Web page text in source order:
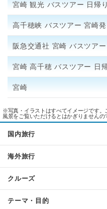
宮崎 観光 バスツアー 日帰り
高千穂峡 バスツアー 宮崎発
阪急交通社 宮崎 バスツアー
宮崎 高千穂 バスツアー 日
宮崎
※写真・イラストはすべてイメージです。
風景をご覧いただけるとはかぎりませんの
国内旅行
海外旅行
クルーズ
テーマ・目的